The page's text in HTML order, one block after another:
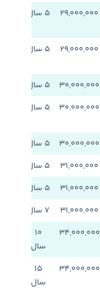
۲۹,۰۰۰,۰۰۰ ۵ سال
۲۹,۰۰۰,۰۰۰ ۵ سال
۳۰,۰۰۰,۰۰۰ ۵ سال
۳۰,۰۰۰,۰۰۰ ۵ سال
۳۰,۰۰۰,۰۰۰ ۵ سال
۳۱,۰۰۰,۰۰۰ ۵ سال
۳۱,۰۰۰,۰۰۰ ۵ سال
۳۱,۰۰۰,۰۰۰ ۷ سال
۳۴,۰۰۰,۰۰۰
۱۰
سال
۳۴,۰۰۰,۰۰۰
۱۵
سال